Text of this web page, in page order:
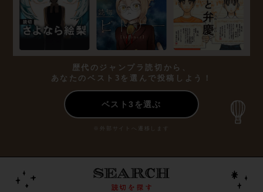
歴代のジャンプラ読切から、
あなたのベスト3を選んで投稿しよう！
ベスト3を選ぶ
※外部サイトへ遷移します